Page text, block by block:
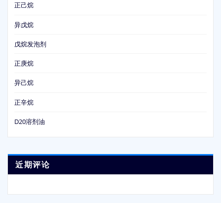
正己烷
异戊烷
戊烷发泡剂
正庚烷
异己烷
正辛烷
D20溶剂油
近期评论